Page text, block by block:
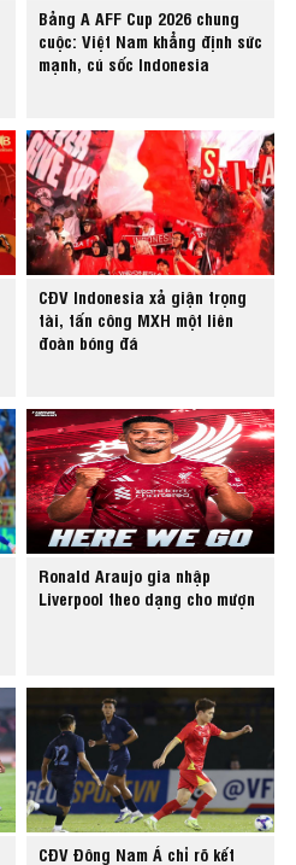
Bảng A AFF Cup 2026 chung
cuộc: Việt Nam khẳng định sức
mạnh, cú sốc Indonesia
CĐV Indonesia xả giận trọng
tài, tấn công MXH một liên
đoàn bóng đá
Ronald Araujo gia nhập
Liverpool theo dạng cho mượn
CĐV Đông Nam Á chỉ rõ kết